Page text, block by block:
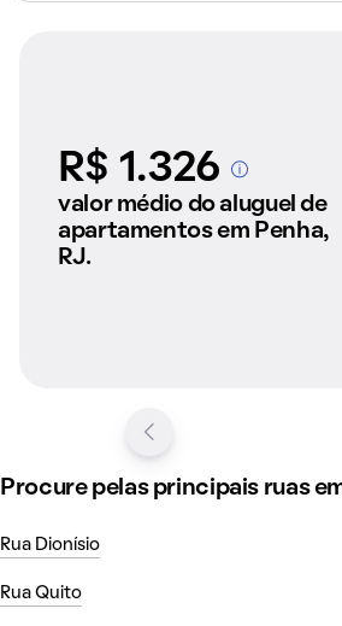
R$ 1.326A partir dos imóveis
anunciados pelo
QuintoAndar
valor médio do aluguel de
apartamentos em Penha,
RJ.
Procure pelas principais ruas
Rua Dionísio
Rua Quito